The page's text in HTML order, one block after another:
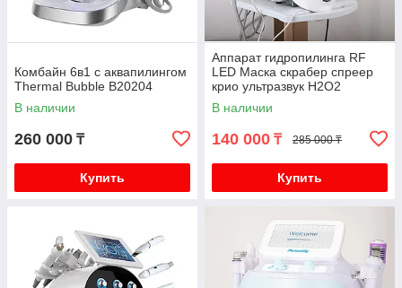
Комбайн 6в1 с аквапилингом
Thermal Bubble B20204
В наличии
260 000 ₸
Купить
Аппарат гидропилинга RF
LED Маска скрабер спреер
крио ультразвук Н2О2
В наличии
140 000 ₸ 285 000 ₸
Купить